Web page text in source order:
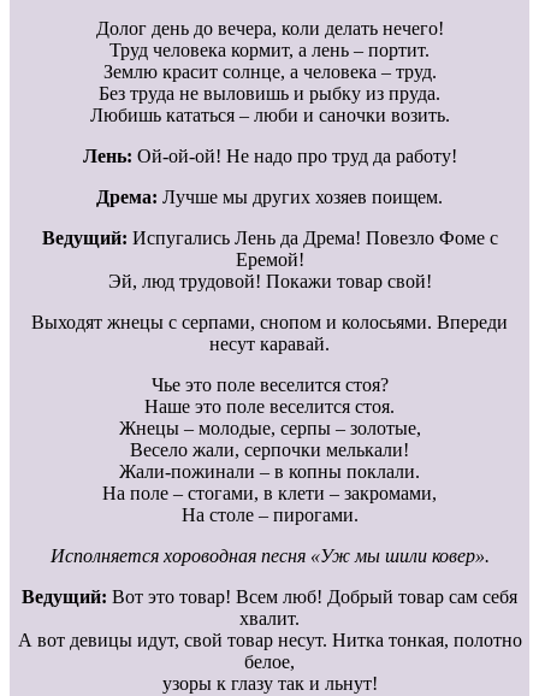
Долог день до вечера, коли делать нечего!
Труд человека кормит, а лень – портит.
Землю красит солнце, а человека – труд.
Без труда не выловишь и рыбку из пруда.
Любишь кататься – люби и саночки возить.
Лень: Ой-ой-ой! Не надо про труд да работу!
Дрема: Лучше мы других хозяев поищем.
Ведущий: Испугались Лень да Дрема! Повезло Фоме с
Еремой!
Эй, люд трудовой! Покажи товар свой!
Выходят жнецы с серпами, снопом и колосьями. Впереди
несут каравай.
Чье это поле веселится стоя?
Наше это поле веселится стоя.
Жнецы – молодые, серпы – золотые,
Весело жали, серпочки мелькали!
Жали-пожинали – в копны поклали.
На поле – стогами, в клети – закромами,
На столе – пирогами.
Исполняется хороводная песня «Уж мы шили ковер».
Ведущий: Вот это товар! Всем люб! Добрый товар сам себя
хвалит.
А вот девицы идут, свой товар несут. Нитка тонкая, полотно
белое,
узоры к глазу так и льнут!